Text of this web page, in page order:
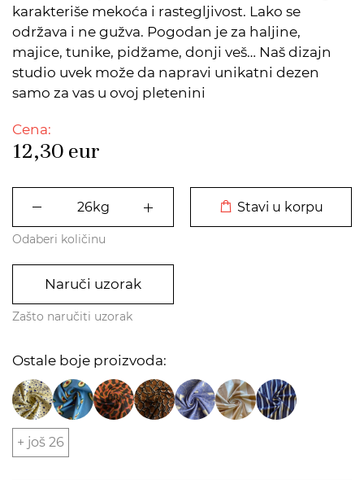
karakteriše mekoća i rastegljivost. Lako se
održava i ne gužva. Pogodan je za haljine,
majice, tunike, pidžame, donji veš… Naš dizajn
studio uvek može da napravi unikatni dezen
samo za vas u ovoj pletenini
Cena:
12,30 eur
Stavi u korpu
Odaberi količinu
Naruči uzorak
Zašto naručiti uzorak
Ostale boje proizvoda:
+ još 26